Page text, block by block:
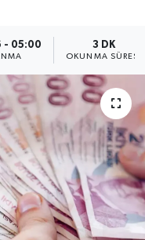
- 05:00 3 DK
OKUNMA SÜRESI